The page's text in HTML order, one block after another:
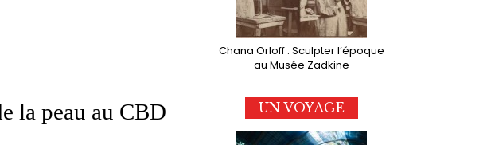
la peau au CBD
Chana Orloff : Sculpter l’époque
au Musée Zadkine
UN VOYAGE